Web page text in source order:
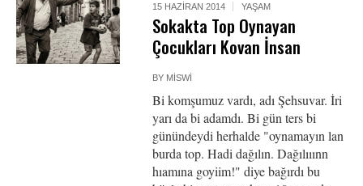
15 HAZIRAN 2014 YAŞAM
Sokakta Top Oynayan
Çocukları Kovan İnsan
BY MISWI
Bi komşumuz vardı, adı Şehsuvar. İri
yarı da bi adamdı. Bi gün ters bi
günündeydi herhalde "oynamayın lan
burda top. Hadi dağılın. Dağılııınn
hıamına goyiim!" diye bağırdı bu